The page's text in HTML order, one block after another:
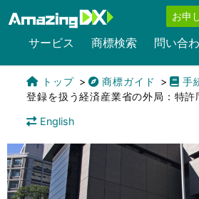
お申
サービス 商標検索 問い合
トップ 商標ガイド 手
登録を扱う経済産業省の外局：特許
English